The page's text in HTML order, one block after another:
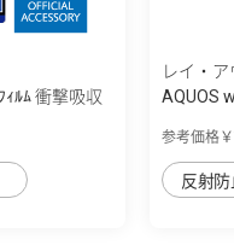
ﾙﾑ 衝撃吸収
レイ・ア
AQUOS
参考価格
反射防